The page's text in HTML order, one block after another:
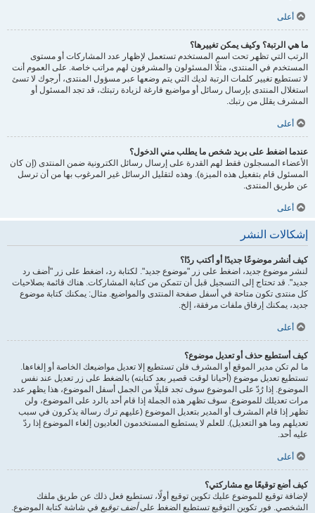
أعلى
ما هي الرتبة؟ وكيف يمكن تغييرها؟
الرتب التي تظهر تحت اسم المستخدم تستعمل لإظهار عدد المشاركات أو مستوى
المستخدم في المنتدى، مثلًا المسئولون والمشرفون لهم مراتب خاصة. على العموم أنت
لا تستطيع تغيير كلمات الرتبة لديك التي يتم وضعها عبر مسؤول المنتدى، أرجوك لا تسئ
استغلال المنتدى بإرسال رسائل أو مواضيع فارغة لزيادة رتبتك، قد تجد المسئول أو
المشرف يقلل من رتبك.
أعلى
عندما اضغط على بريد شخص ما يطلب مني الدخول؟
الأعضاء المسجلون فقط لهم القدرة على إرسال رسائل الكترونية ضمن المنتدى (إن كان
المسئول قام بتفعيل هذه الميزة). وهذه لتقليل الرسائل غير المرغوب بها من أن ترسل
عن طريق المنتدى.
أعلى
إشكالات النشر
كيف أنشر موضوعًا جديدًا أو أكتب ردًا؟
لنشر موضوع جديد، اضغط على زر "موضوع جديد". لكتابة رد، اضغط على زر "أضف رد
جديد". قد تحتاج إلى التسجيل قبل أن تتمكن من كتابة المشاركات. هناك قائمة بصلاحيات
كل منتدى تكون متاحة في أسفل صفحة المنتدى والمواضيع. مثال: يمكنك كتابة موضوع
جديد، يمكنك إرفاق ملفات مرفقة، إلخ.
أعلى
كيف أستطيع حذف أو تعديل موضوع؟
ما لم تكن مدير الموقع أو المشرف فلن تستطيع إلا تعديل مواضيعك الخاصة أو إلغاءها.
تستطيع تعديل موضوع (أحيانا لوقت قصير بعد كتابته) بالضغط على زر تعديل عند نفس
الموضوع. إذا رُدّ على الموضوع سوف تجد قليلًا من الجمل أسفل الموضوع، هذا يظهر عدد
مرات تعديلك للموضوع. سوف تظهر هذه الجملة إذا قام أحد بالرد على الموضوع، ولن
تظهر إذا قام المشرف أو المدير بتعديل الموضوع (عليهم ترك رسالة يذكرون في سبب
تعديلهم وما هو التعديل). للعلم لا يستطيع المستخدمون العاديون إلغاء الموضوع إذا ردّ
عليه أحد.
أعلى
كيف أضع توقيعًا مع مشاركتي؟
لإضافة توقيع للموضوع عليك تكوين توقيع أولًا، تستطيع فعل ذلك عن طريق ملفك
الشخصي. فور تكوين التوقيع تستطيع الضغط علىأضف توقيع في شاشة كتابة الموضوع.